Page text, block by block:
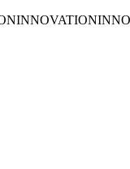
INNOVATION